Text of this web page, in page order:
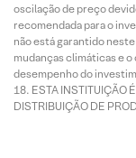
oscilação de preço
recomendada para o
não está garantido
mudanças climáticas e
desempenho do
ESTA INSTITUIÇÃO
DISTRIBUIÇÃO DE